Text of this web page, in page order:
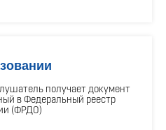
получает документ
в Федеральный реестр
(ФРДО)